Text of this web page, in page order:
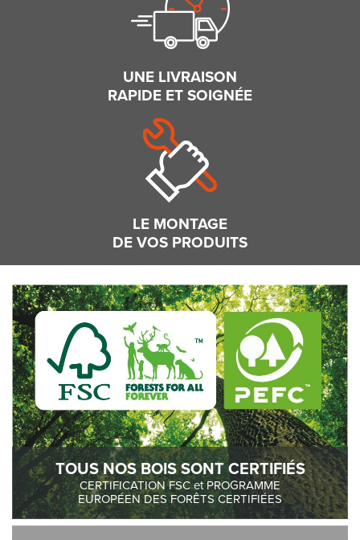
UNE LIVRAISON
RAPIDE ET SOIGNÉE
LE MONTAGE
DE VOS PRODUITS
TOUS NOS BOIS SONT CERTIFIÉS
CERTIFICATION FSC et PROGRAMME
EUROPÉEN DES FORÊTS CERTIFIÉES